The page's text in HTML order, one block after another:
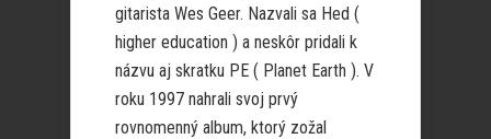
gitarista Wes Geer. Nazvali sa Hed (
higher education ) a neskôr pridali k
názvu aj skratku PE ( Planet Earth ). V
roku 1997 nahrali svoj prvý
rovnomenný album, ktorý zožal